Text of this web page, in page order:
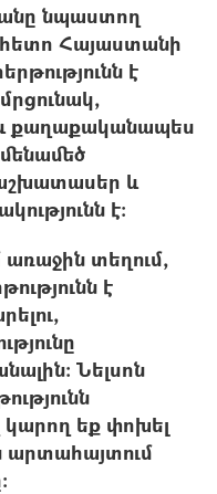
նպաստող
հետո Հայաստանի
է
քաղաքականապես
և
է։
առաջին տեղում,
է
Նելսոն
կարող եք փոխել
արտահայտում